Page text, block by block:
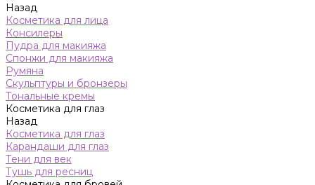
Назад
Косметика для лица
Консилеры
Пудра для макияжа
Спонжи для макияжа
Румяна
Скульптуры и бронзеры
Тональные кремы
Косметика для глаз
Назад
Косметика для глаз
Карандаши для глаз
Тени для век
Тушь для ресниц